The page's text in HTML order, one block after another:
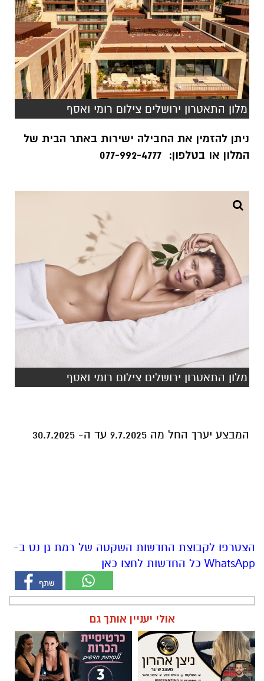
מלון התאטרון ירושלים צילום רומי ואסף
ניתן להזמין את החבילה ישירות באתר הבית של
המלון או בטלפון: 077-992-4777
מלון התאטרון ירושלים צילום רומי ואסף
המבצע יערך החל מה 9.7.2025 עד ה- 30.7.2025
הצטרפו לקבוצת החדשות השקטה של רמת גן נט ב-
WhatsApp כל החדשות לחצו כאן
אולי יעניין אותך גם